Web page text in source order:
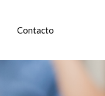
Contacto